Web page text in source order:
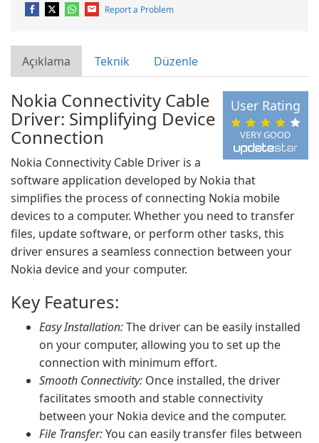
Report a Problem
Açıklama Teknik Düzenle
VERY GOOD
User Rating
Nokia Connectivity Cable
Driver: Simplifying Device
Connection
Nokia Connectivity Cable Driver is a
software application developed by Nokia that
simplifies the process of connecting Nokia mobile
devices to a computer. Whether you need to transfer
files, update software, or perform other tasks, this
driver ensures a seamless connection between your
Nokia device and your computer.
Key Features:
Easy Installation:The driver can be easily installed
on your computer, allowing you to set up the
connection with minimum effort.
Smooth Connectivity: Once installed, the driver
facilitates smooth and stable connectivity
between your Nokia device and the computer.
File Transfer:You can easily transfer files between